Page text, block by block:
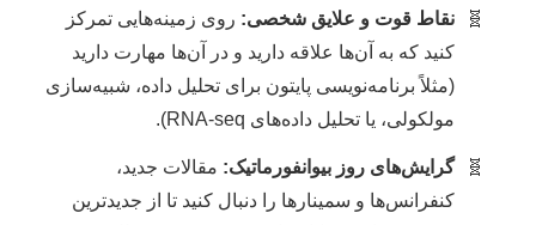
نقاط قوت و علایق شخصی: روی زمینه‌هایی تمرکز
کنید که به آن‌ها علاقه دارید و در آن‌ها مهارت دارید
(مثلاً برنامه‌نویسی پایتون برای تحلیل داده، شبیه‌سازی
مولکولی، یا تحلیل داده‌های RNA-seq).
گرایش‌های روز بیوانفورماتیک: مقالات جدید،
کنفرانس‌ها و سمینارها را دنبال کنید تا از جدیدترین